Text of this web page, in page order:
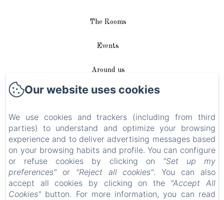
The Rooms
Events
Around us
Access / Contact
Plan du site
Blog
Legal notice
EN FR DE
Our website uses cookies
We use cookies and trackers (including from third
parties) to understand and optimize your browsing
experience and to deliver advertising messages based
on your browsing habits and profile. You can configure
or refuse cookies by clicking on
"Set up my
preferences" or "Reject all cookies". You can also
accept all cookies by clicking on the "Accept All
Cookies" button. For more information, you can read